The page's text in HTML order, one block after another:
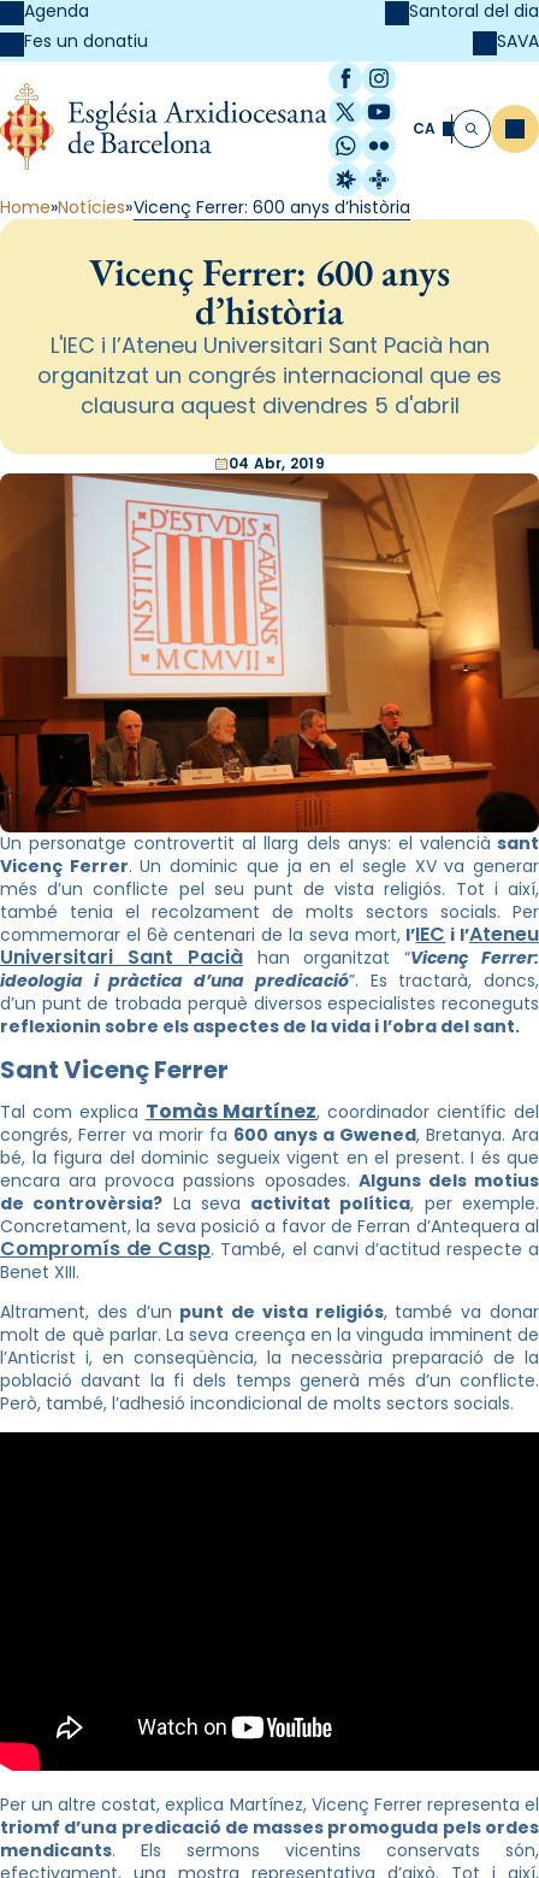
Agenda
Fes un donatiu
Santoral del dia
SAVA
Facebook
Instagram
X / Twitter
YouTube
WhatsApp
Flickr
Radio Estel
Catalunya
CA Cerca
Home Notícies Vicenç Ferrer: 600 anys d’història
Vicenç Ferrer: 600 anys
d’història
L'IEC i l’Ateneu Universitari Sant Pacià han
organitzat un congrés internacional que es
clausura aquest divendres 5 d'abril
04 Abr, 2019
Un personatge controvertit al llarg dels anys: el valencià sant
Vicenç Ferrer. Un dominic que ja en el segle XV va generar
més d’un conflicte pel seu punt de vista religiós. Tot i així,
també tenia el recolzament de molts sectors socials. Per
commemorar el 6è centenari de la seva mort, l’IEC i l’Ateneu
Universitari Sant Paciàhan organitzat “Vicenç Ferrer:
ideologia i pràctica d’una predicació”. Es tractarà, doncs,
d’un punt de trobada perquè diversos especialistes reconeguts
reflexionin sobre els aspectes de la vida i l’obra del sant.
Sant Vicenç Ferrer
Tal com explica Tomàs Martínez, coordinador científic del
congrés, Ferrer va morir fa 600 anys a Gwened, Bretanya. Ara
bé, la figura del dominic segueix vigent en el present. I és que
encara ara provoca passions oposades. Alguns dels motius
de controvèrsia? La seva activitat política, per exemple.
Concretament, la seva posició a favor de Ferran d’Antequera al
Compromís de Casp. També, el canvi d’actitud respecte a
Benet XIII.
Altrament, des d’un punt de vista religiós, també va donar
molt de què parlar. La seva creença en la vinguda imminent de
l’Anticrist i, en conseqüència, la necessària preparació de la
població davant la fi dels temps generà més d’un conflicte.
Però, també, l’adhesió incondicional de molts sectors socials.
Per un altre costat, explica Martínez, Vicenç Ferrer representa el
triomf d’una predicació de masses promoguda pels ordes
mendicants. Els sermons vicentins conservats són,
efectivament, una mostra representativa d’això. Tot i així,